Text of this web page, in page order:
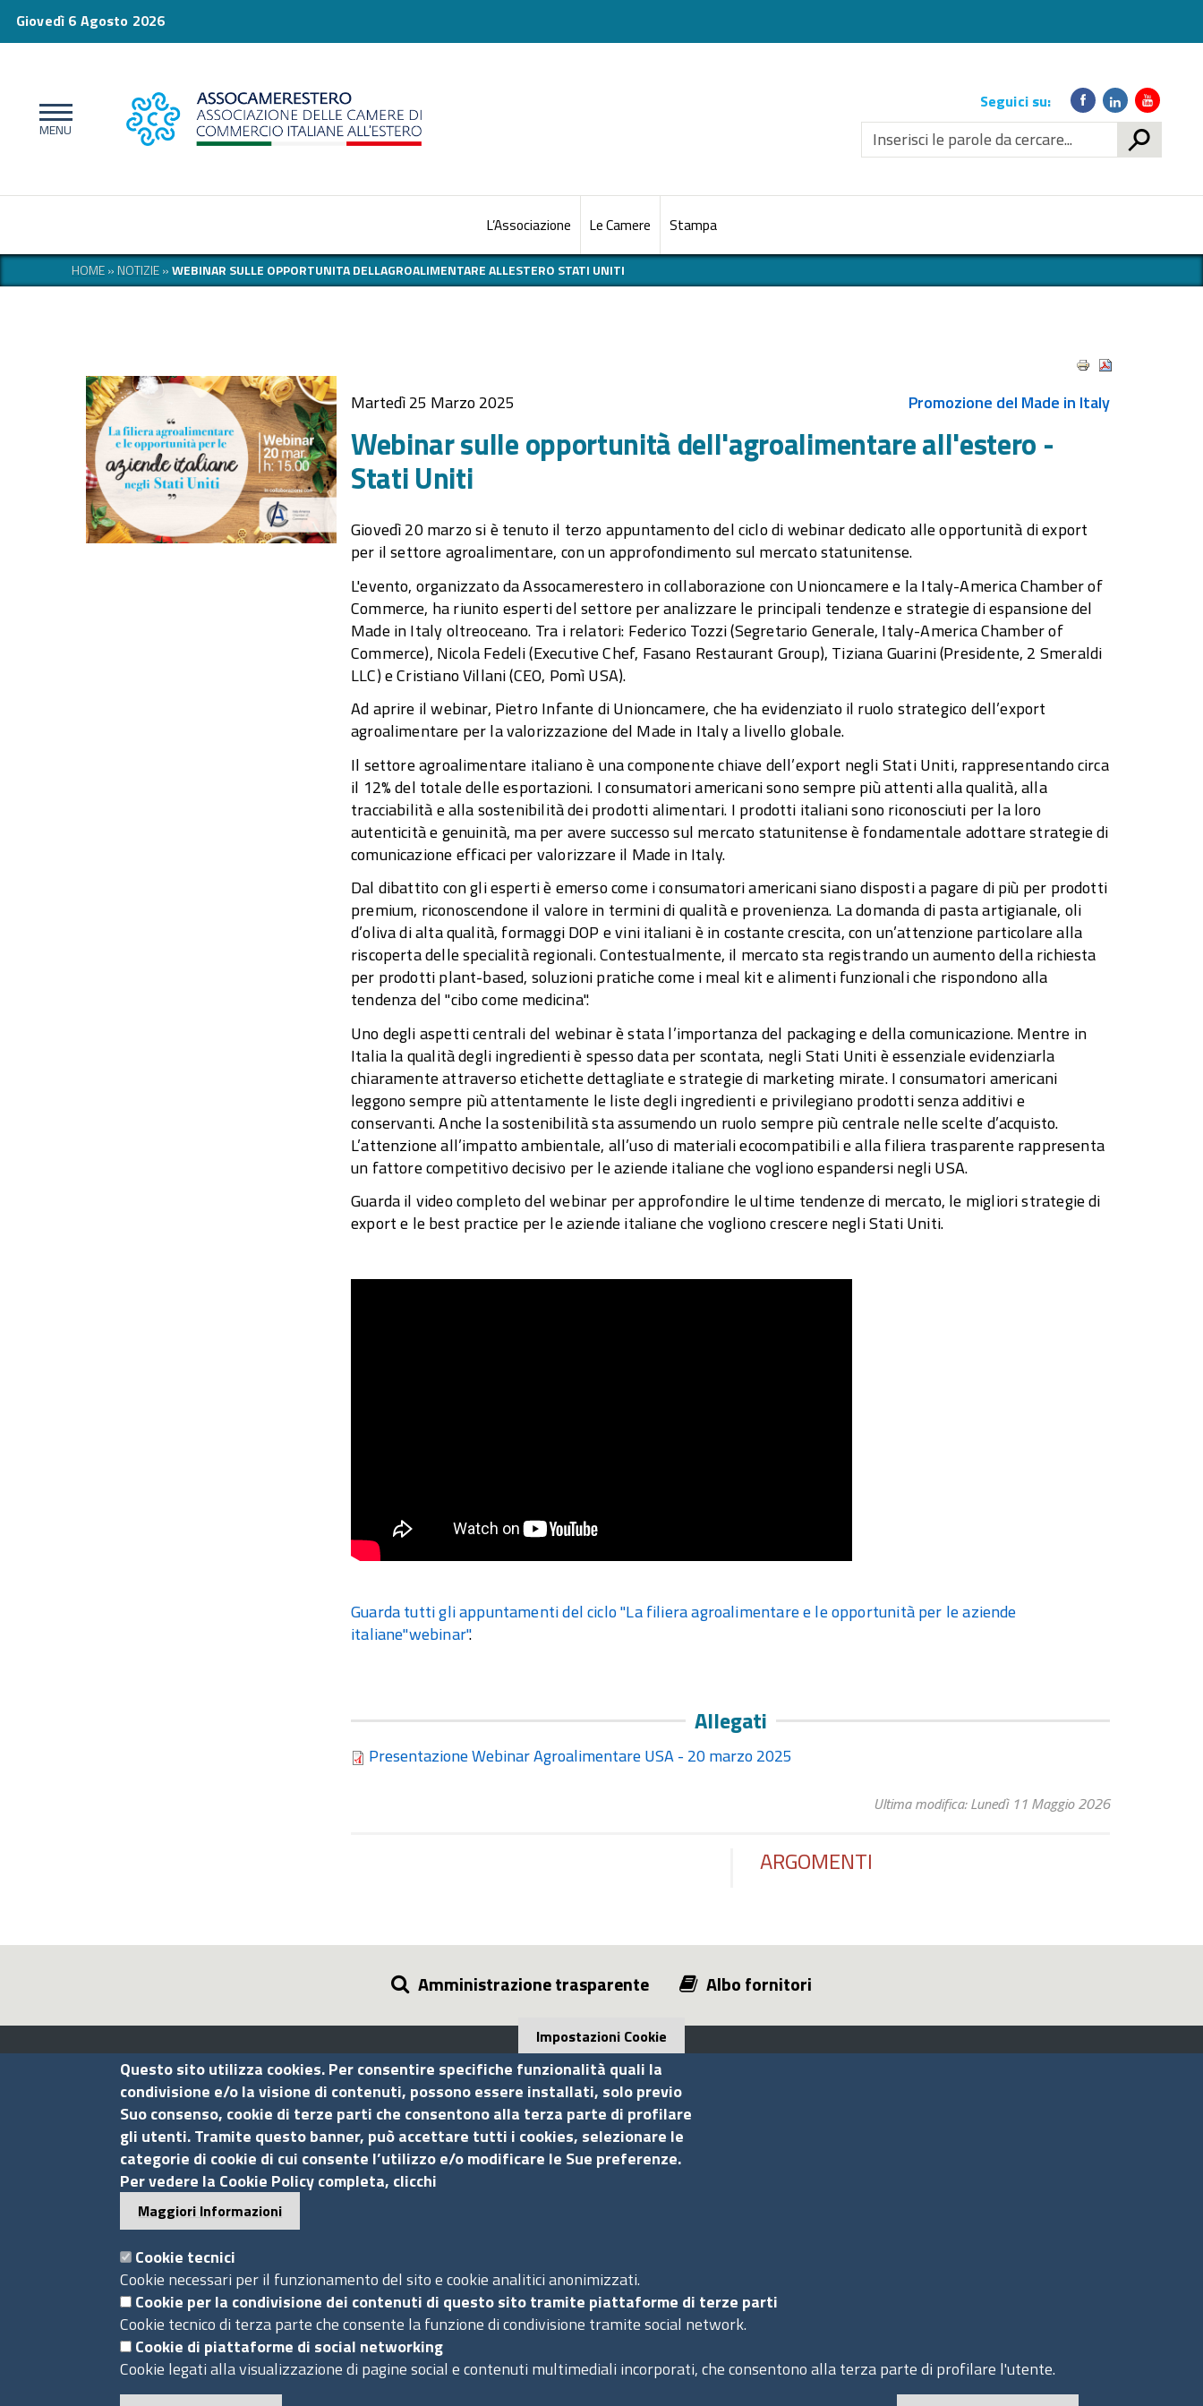
Giovedì 6 Agosto 2026
Link
social
Seguici su:
L’Associazione Le Camere Stampa
HOME»NOTIZIE»WEBINAR SULLE OPPORTUNITA DELLAGROALIMENTARE ALLESTERO STATI UNITI
Martedì 25 Marzo 2025 Promozione del Made in Italy
Webinar sulle opportunità dell'agroalimentare all'estero -
Stati Uniti
Giovedì 20 marzo si è tenuto il terzo appuntamento del ciclo di webinar dedicato alle opportunità di export
per il settore agroalimentare, con un approfondimento sul mercato statunitense.
L'evento, organizzato da Assocamerestero in collaborazione con Unioncamere e la Italy-America Chamber of
Commerce, ha riunito esperti del settore per analizzare le principali tendenze e strategie di espansione del
Made in Italy oltreoceano. Tra i relatori: Federico Tozzi (Segretario Generale, Italy-America Chamber of
Commerce), Nicola Fedeli (Executive Chef, Fasano Restaurant Group), Tiziana Guarini (Presidente, 2 Smeraldi
LLC) e Cristiano Villani (CEO, Pomì USA).
Ad aprire il webinar, Pietro Infante di Unioncamere, che ha evidenziato il ruolo strategico dell’export
agroalimentare per la valorizzazione del Made in Italy a livello globale.
Il settore agroalimentare italiano è una componente chiave dell’export negli Stati Uniti, rappresentando circa
il 12% del totale delle esportazioni. I consumatori americani sono sempre più attenti alla qualità, alla
tracciabilità e alla sostenibilità dei prodotti alimentari. I prodotti italiani sono riconosciuti per la loro
autenticità e genuinità, ma per avere successo sul mercato statunitense è fondamentale adottare strategie di
comunicazione efficaci per valorizzare il Made in Italy.
Dal dibattito con gli esperti è emerso come i consumatori americani siano disposti a pagare di più per prodotti
premium, riconoscendone il valore in termini di qualità e provenienza. La domanda di pasta artigianale, oli
d’oliva di alta qualità, formaggi DOP e vini italiani è in costante crescita, con un’attenzione particolare alla
riscoperta delle specialità regionali. Contestualmente, il mercato sta registrando un aumento della richiesta
per prodotti plant-based, soluzioni pratiche come i meal kit e alimenti funzionali che rispondono alla
tendenza del "cibo come medicina".
Uno degli aspetti centrali del webinar è stata l’importanza del packaging e della comunicazione. Mentre in
Italia la qualità degli ingredienti è spesso data per scontata, negli Stati Uniti è essenziale evidenziarla
chiaramente attraverso etichette dettagliate e strategie di marketing mirate. I consumatori americani
leggono sempre più attentamente le liste degli ingredienti e privilegiano prodotti senza additivi e
conservanti. Anche la sostenibilità sta assumendo un ruolo sempre più centrale nelle scelte d’acquisto.
L’attenzione all’impatto ambientale, all’uso di materiali ecocompatibili e alla filiera trasparente rappresenta
un fattore competitivo decisivo per le aziende italiane che vogliono espandersi negli USA.
Guarda il video completo del webinar per approfondire le ultime tendenze di mercato, le migliori strategie di
export e le best practice per le aziende italiane che vogliono crescere negli Stati Uniti.
Guarda tutti gli appuntamenti del ciclo "La filiera agroalimentare e le opportunità per le aziende
italiane"webinar".
Allegati
Presentazione Webinar Agroalimentare USA - 20 marzo 2025
Ultima modifica: Lunedì 11 Maggio 2026
ARGOMENTI
Amministrazione trasparente Albo fornitori
Assocamerestero
Contatti
Via G.B. Morgagni, 13 - 00161 Roma
Tel.: +39 06 44231314
P.Iva 01898631005
C.F. 07888290587
info.assocamerestero@legalmail.it
info@assocamerestero.it
dpo@assocamerestero.it
Seguici su
Piè
Powered by InfoCamere © 2020 Assocamerestero
Impostazioni Cookie
Questo sito utilizza cookies. Per consentire specifiche funzionalità quali la
condivisione e/o la visione di contenuti, possono essere installati, solo previo
Suo consenso, cookie di terze parti che consentono alla terza parte di profilare
gli utenti. Tramite questo banner, può accettare tutti i cookies, selezionare le
categorie di cookie di cui consente l’utilizzo e/o modificare le Sue preferenze.
Per vedere la Cookie Policy completa, clicchi
Maggiori Informazioni
Cookie tecnici
Cookie necessari per il funzionamento del sito e cookie analitici anonimizzati.
Cookie per la condivisione dei contenuti di questo sito tramite piattaforme di terze parti
Cookie tecnico di terza parte che consente la funzione di condivisione tramite social network.
Cookie di piattaforme di social networking
Cookie legati alla visualizzazione di pagine social e contenuti multimediali incorporati, che consentono alla terza parte di profilare l'utente.